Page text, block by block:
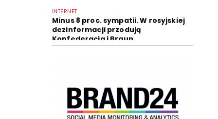
INTERNET
Minus 8 proc. sympatii. W rosyjskiej
dezinformacji przodują
Konfederacja i Braun